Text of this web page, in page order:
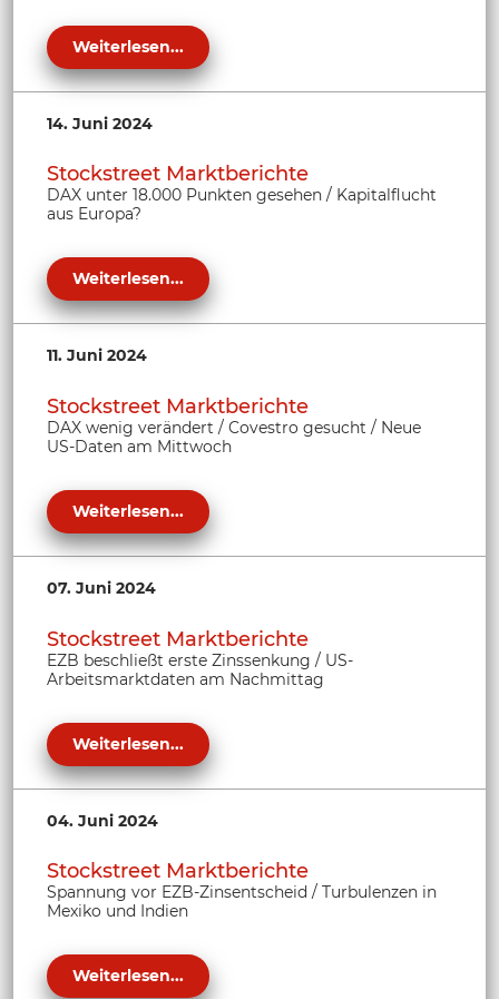
Weiterlesen...
14. Juni 2024
Stockstreet Marktberichte
DAX unter 18.000 Punkten gesehen / Kapitalflucht
aus Europa?
Weiterlesen...
11. Juni 2024
Stockstreet Marktberichte
DAX wenig verändert / Covestro gesucht / Neue
US-Daten am Mittwoch
Weiterlesen...
07. Juni 2024
Stockstreet Marktberichte
EZB beschließt erste Zinssenkung / US-
Arbeitsmarktdaten am Nachmittag
Weiterlesen...
04. Juni 2024
Stockstreet Marktberichte
Spannung vor EZB-Zinsentscheid / Turbulenzen in
Mexiko und Indien
Weiterlesen...